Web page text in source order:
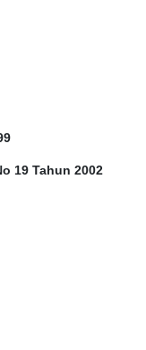
19 Tahun 2002